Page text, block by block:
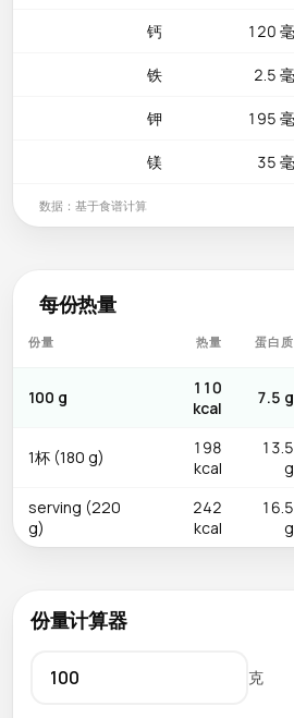
常的神经肌肉功能。镁35mg（占8%
应，包括蛋白质合成和血糖调节。
度。用杏鲍菇或香菇丁替代牛肉末可
总热量和饱和脂肪摄入的同时享受正
豆腐（内酯豆腐）而非老豆腐（北豆
常菜。
钙 120
铁 2.5
钾 195
镁 35
数据：基于食谱计算
每份热量
份量 热量 蛋白质
100 g
110
kcal
7.5 g
1杯 (180 g)
198
kcal
13.5
g
serving (220
g)
242
kcal
16.5
g
份量计算器
克